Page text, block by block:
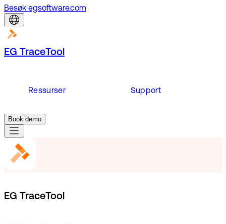
Besøk egsoftware.com
EG TraceTool
Ressurser Support
Book demo
EG TraceTool